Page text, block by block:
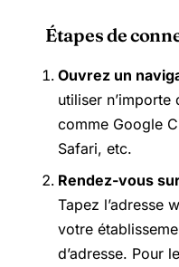
Étapes de
Ouvrez un
utiliser
comme Google
Safari, etc.
Rendez-vous
Tapez l’adresse
votre
d’adresse. Pour